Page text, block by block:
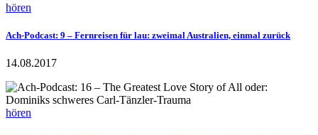
hören
Ach-Podcast: 9 – Fernreisen für lau: zweimal Australien, einmal zurück
14.08.2017
hören